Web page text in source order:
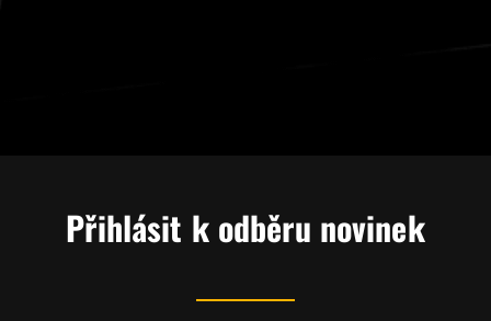
Přihlásit k odběru novinek